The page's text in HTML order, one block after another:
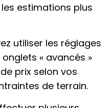
estimations plus
utiliser les réglages
« avancés »
prix selon vos
de terrain.